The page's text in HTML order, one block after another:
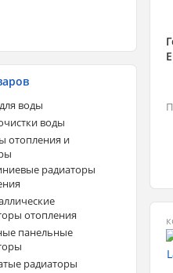
воды
воды
отопления и
радиаторы
отопления
панельные
радиаторы